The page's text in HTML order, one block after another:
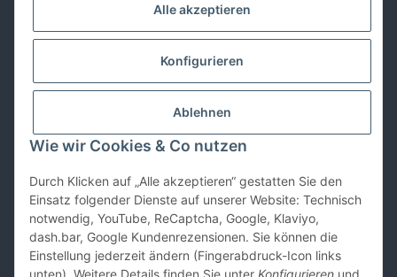
Alle akzeptieren
Konfigurieren
Ablehnen
Wie wir Cookies & Co nutzen
Durch Klicken auf „Alle akzeptieren“ gestatten Sie den
Einsatz folgender Dienste auf unserer Website: Technisch
notwendig, YouTube, ReCaptcha, Google, Klaviyo,
dash.bar, Google Kundenrezensionen. Sie können die
Einstellung jederzeit ändern (Fingerabdruck-Icon links
unten). Weitere Details finden Sie unter Konfigurieren und
Lackwissen
Vertrag widerrufen